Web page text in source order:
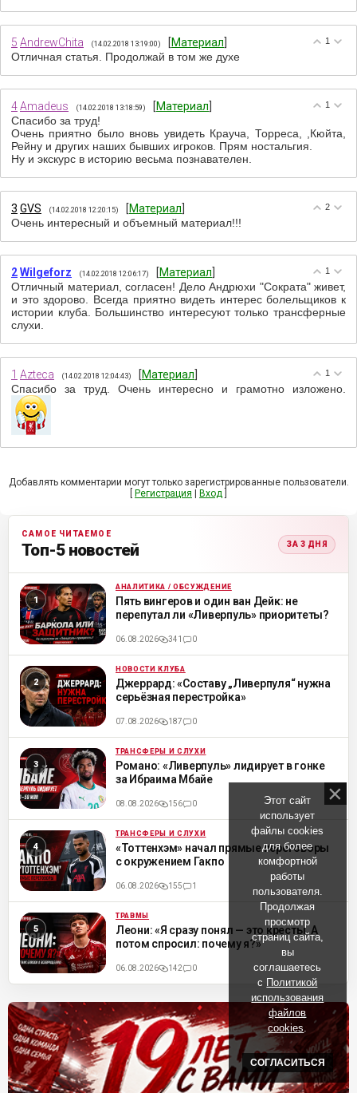
1
5 AndrewChita (14.02.2018 13:19:00) [Материал
Отличная статья. Продолжай в том же духе
1
4Amadeus (14.02.2018 13:18:59) [Материал
Спасибо за труд!
Очень приятно было вновь увидеть Крауча, Торреса, ,Кюйта,
Рейну и других наших бывших игроков. Прям ностальгия.
Ну и экскурс в историю весьма познавателен.
2
3 GVS (14.02.2018 12:20:15) [Материал
Очень интересный и объемный материал!!!
1
2Wilgeforz (14.02.2018 12:06:17) [Материал
Отличный материал, согласен! Дело Андрюхи "Сократа" живет,
и это здорово. Всегда приятно видеть интерес болельщиков к
истории клуба. Большинство интересуют только трансферные
слухи.
1
1 Azteca (14.02.2018 12:04:43) [Материал
Спасибо за труд. Очень интересно и грамотно изложено.
Добавлять комментарии могут только зарегистрированные пользователи.
Регистрация Вход
САМОЕ ЧИТАЕМОЕ
Топ-5 новостей ЗА 3 ДНЯ
ML АНАЛИТИКА / ОБСУЖДЕНИЕ
Пять вингеров и один ван Дейк: не
перепутал ли «Ливерпуль» приоритеты?
06.08.2026 341 0
ML НОВОСТИ КЛУБА
Джеррард: «Составу „Ливерпуля“ нужна
серьёзная перестройка»
07.08.2026 187 0
ML ТРАНСФЕРЫ И СЛУХИ
Романо: «Ливерпуль» лидирует в гонке
за Ибраима Мбайе
08.08.2026 156 0
ML ТРАНСФЕРЫ И СЛУХИ
«Тоттенхэм» начал прямые переговоры
с окружением Гакпо
06.08.2026 155 1
ML ТРАВМЫ
Леони: «Я сразу понял — это кресты. А
потом спросил: почему я?»
06.08.2026 142 0
Этот сайт
использует
файлы cookies
для более
комфортной
работы
пользователя.
Продолжая
просмотр
страниц сайта,
вы
соглашаетесь
с Политикой
использования
файлов
cookies
СОГЛАСИТЬСЯ